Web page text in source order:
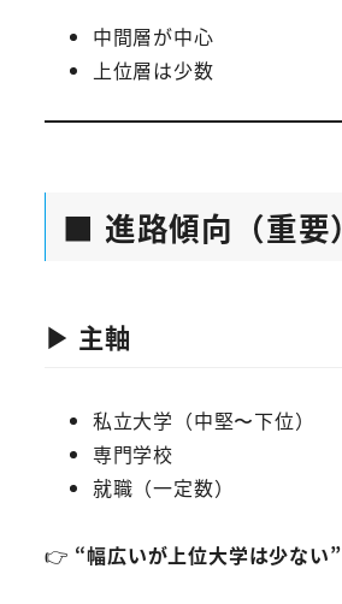
中間層が中心
上位層は少数
■ 進路傾向（重要）
▶ 主軸
私立大学（中堅〜下位）
専門学校
就職（一定数）
👉 “幅広いが上位大学は少ない”